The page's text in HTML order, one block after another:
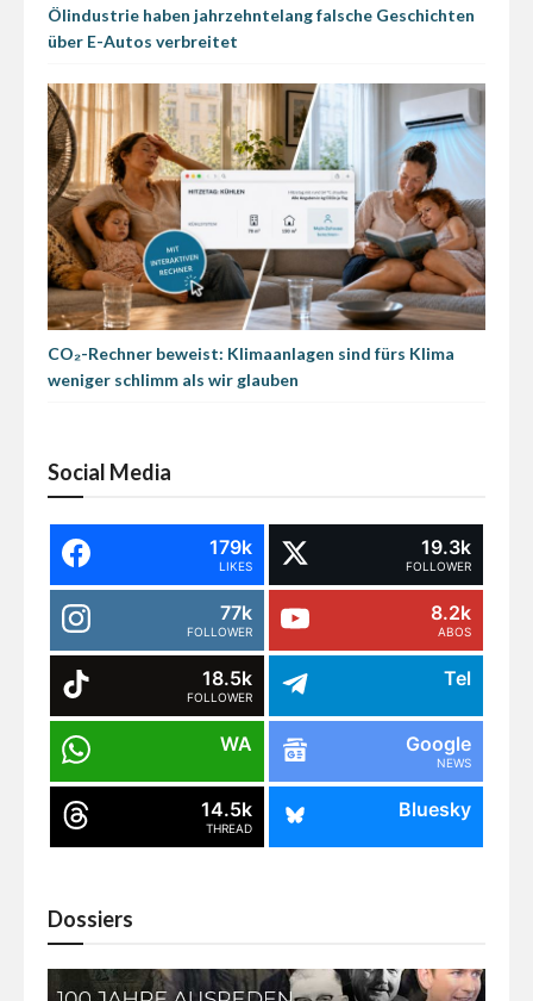
Ölindustrie haben jahrzehntelang falsche Geschichten
über E-Autos verbreitet
CO₂-Rechner beweist: Klimaanlagen sind fürs Klima
weniger schlimm als wir glauben
Social Media
179k
LIKES
19.3k
FOLLOWER
77k
FOLLOWER
8.2k
ABOS
18.5k
FOLLOWER
Tel
WA Google
NEWS
14.5k
THREAD
Bluesky
Dossiers